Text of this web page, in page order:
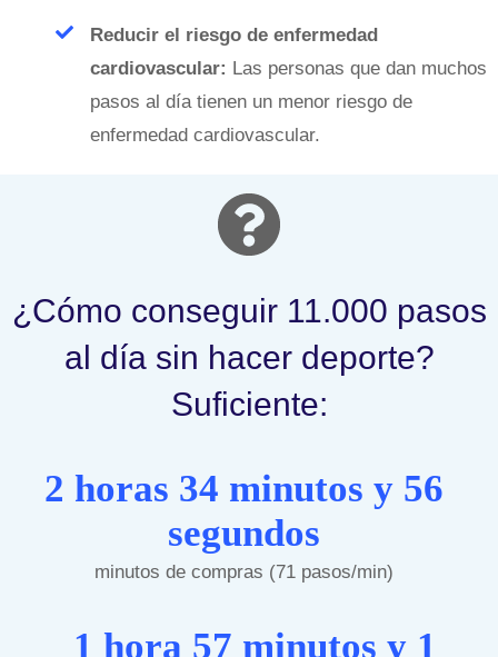
Reducir el riesgo de enfermedad
cardiovascular: Las personas que dan muchos
pasos al día tienen un menor riesgo de
enfermedad cardiovascular.
¿Cómo conseguir 11.000 pasos
al día sin hacer deporte?
Suficiente:
2 horas 34 minutos y 56
segundos
minutos de compras (71 pasos/min)
1 hora 57 minutos y 1